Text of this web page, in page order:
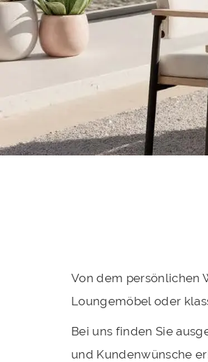
Von dem persönlichen
Loungemöbel oder
Bei uns finden Sie
und Kundenwünsche